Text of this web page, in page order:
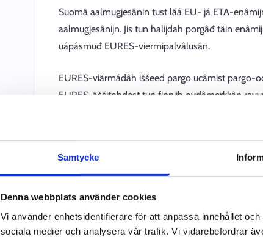
Samtycke
Denna webbplats använder cookies
Vi använder enhetsidentifierare för att anpassa innehållet
sociala medier och analysera vår trafik. Vi vidarebefordrar
Suomâ aalmugjesânin tust láá EU- já ETA-
aalmugjesânijn. Jis tun halijdah porgâđ täin
uápásmuđ EURES-viermipalvâlusân.
EURES-viärmádâh iššeed pargo ucâmist pargo-
EURES-äššitobdest tun finniih ovdâmerkkân
Porgâm EU- já ETA-kuávlu já Sveeici
EU- já ETA-enâmij já Sveeici ulguupiälásijn
čuosâttâheennâm enâmânvarrimvirgeomâhâš.
monâttâlmijd. Lasetiäđuid tun finniih iärrás